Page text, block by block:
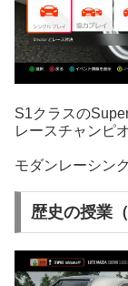
S1クラスの
レースチャンピ
モダンレーシン
歴史の授業